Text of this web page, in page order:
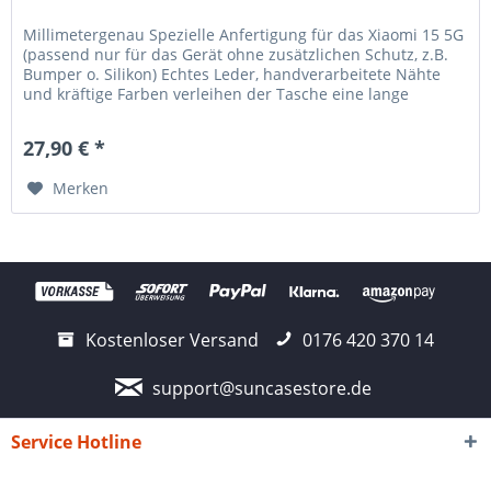
Millimetergenau Spezielle Anfertigung für das Xiaomi 15 5G
(passend nur für das Gerät ohne zusätzlichen Schutz, z.B.
Bumper o. Silikon) Echtes Leder, handverarbeitete Nähte
und kräftige Farben verleihen der Tasche eine lange
27,90 € *
Merken
Kostenloser Versand
0176 420 370 14
support@suncasestore.de
Service Hotline